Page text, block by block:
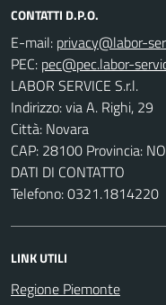
CONTATTI D.P.O.
E-mail:
PEC:
LABOR SERVICE S.r.l.
Indirizzo: via A. Righi, 29
Città: Novara
CAP: 28100 Provincia: NO
DATI DI CONTATTO
Telefono: 0321.1814220
LINK UTILI
Regione Piemonte